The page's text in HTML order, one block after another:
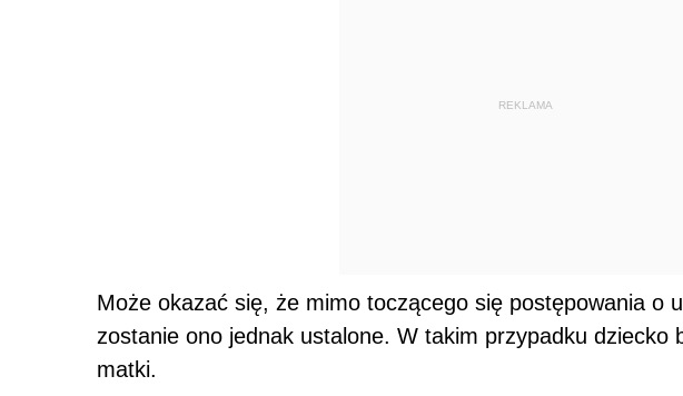
REKLAMA
Może okazać się, że mimo toczącego się postępowania o
zostanie ono jednak ustalone. W takim przypadku dziecko
matki.